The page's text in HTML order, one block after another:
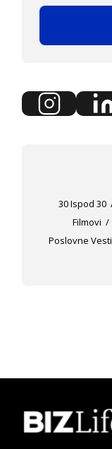
30 Ispod 30
Filmovi
Poslovne Vesti